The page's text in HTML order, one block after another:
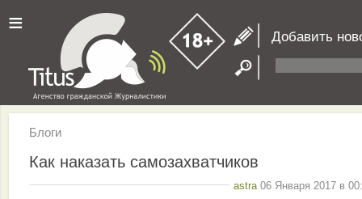
≡ Добавить
Блоги
Как наказать самозахватчиков
astra 06 Января 2017 в